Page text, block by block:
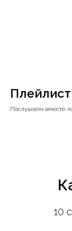
Плейлист
Послушаем вместе
10